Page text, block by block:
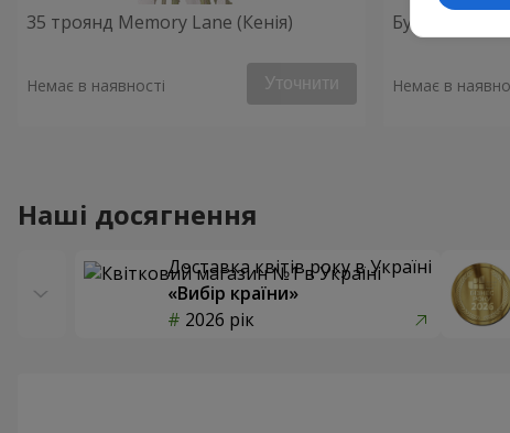
35 троянд Memory Lane (Кенія)
Немає в наявності Уточнити
Букет з 51
Немає в
Наші досягнення
Доставка квітів року в Україні
«Вибір країни»
2026 рік